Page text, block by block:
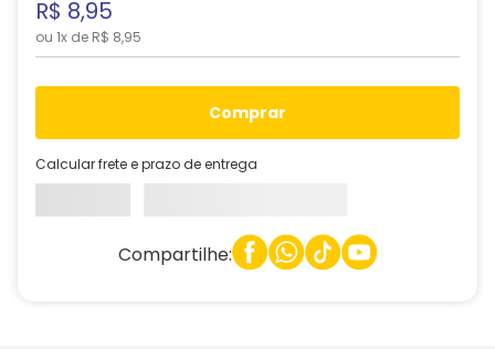
R$ 8,95
ou 1x de R$ 8,95
comprar
Calcular frete e prazo de entrega
Compartilhe: